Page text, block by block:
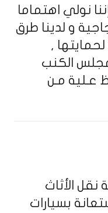
نولي اهتماما
و لدينا طرق
,
الكنب
عـلية مـن
الأثاث
بسيارات